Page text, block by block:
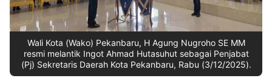
Follow
Kabarbaru
Wali Kota (Wako) Pekanbaru, H Agung Nugroho SE MM
resmi melantik Ingot Ahmad Hutasuhut sebagai Penjabat
(Pj) Sekretaris Daerah Kota Pekanbaru, Rabu (3/12/2025).